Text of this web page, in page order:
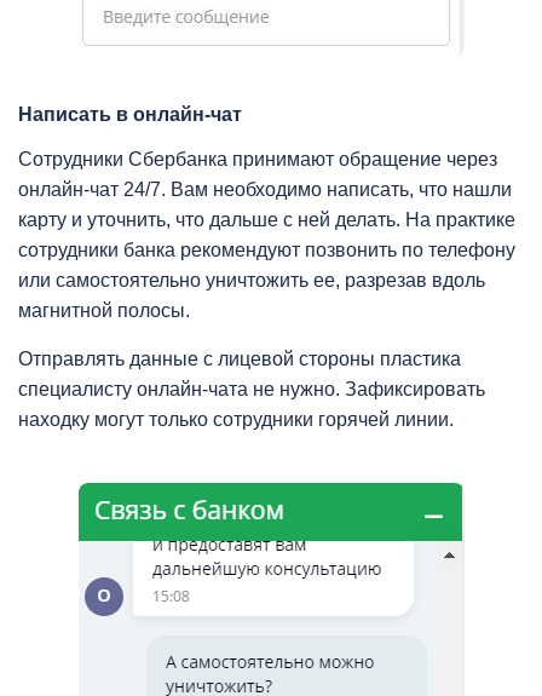
Написать в онлайн-чат
Сотрудники Сбербанка принимают обращение через
онлайн-чат 24/7. Вам необходимо написать, что нашли
карту и уточнить, что дальше с ней делать. На практике
сотрудники банка рекомендуют позвонить по телефону
или самостоятельно уничтожить ее, разрезав вдоль
магнитной полосы.
Отправлять данные с лицевой стороны пластика
специалисту онлайн-чата не нужно. Зафиксировать
находку могут только сотрудники горячей линии.